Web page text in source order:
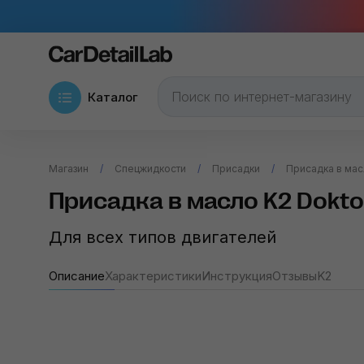
Каталог
Магазин Спецжидкости Присадки Присадка в
Присадка в масло K2
Для всех типов двигателей
ОписаниеХарактеристикиИнструкцияОтзывыK2